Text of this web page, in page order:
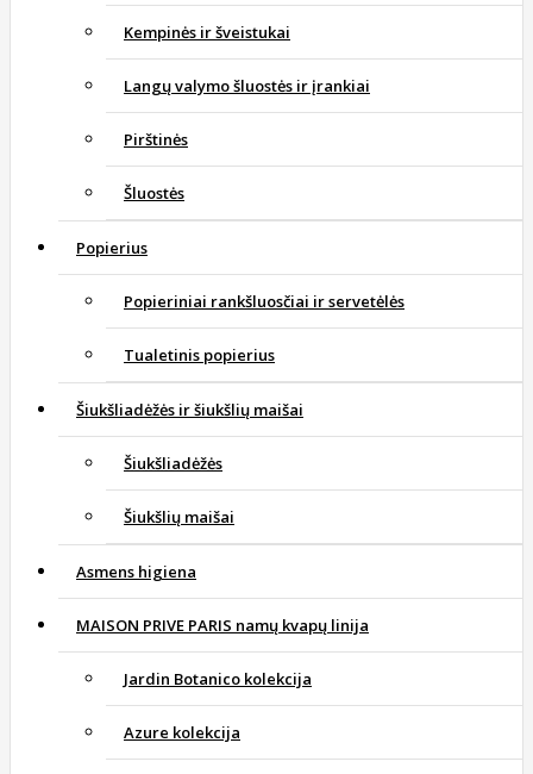
Kempinės ir šveistukai
Langų valymo šluostės ir įrankiai
Pirštinės
Šluostės
Popierius
Popieriniai rankšluosčiai ir servetėlės
Tualetinis popierius
Šiukšliadėžės ir šiukšlių maišai
Šiukšliadėžės
Šiukšlių maišai
Asmens higiena
MAISON PRIVE PARIS namų kvapų linija
Jardin Botanico kolekcija
Azure kolekcija